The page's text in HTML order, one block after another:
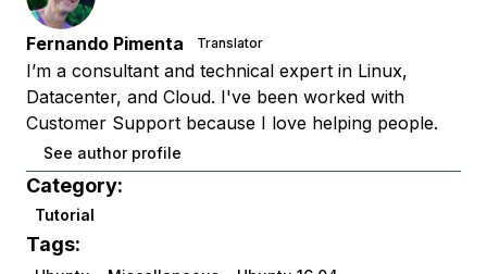
Fernando Pimenta Translator
I’m a consultant and technical expert in Linux,
Datacenter, and Cloud. I've been worked with
Customer Support because I love helping people.
See author profile
Category:
Tutorial
Tags: